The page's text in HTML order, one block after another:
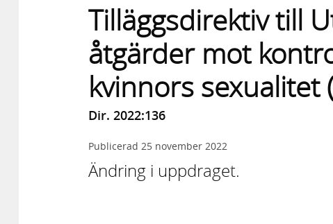
Tilläggsdirektiv till
åtgärder mot
kvinnors sexualitet
Dir. 2022:136
Publicerad 25 november 2022
Ändring i uppdraget.